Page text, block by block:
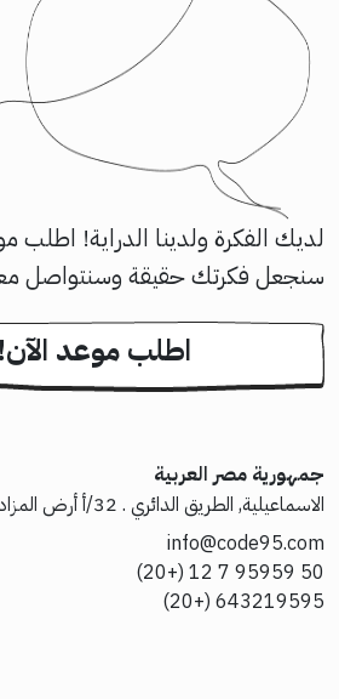
لديك الفكرة ولدينا الدراية! اطلب
سنجعل فكرتك حقيقة وسنتواصل
!اطلب موعد الآن
جمهورية مصر العربية
الاسماعيلية, الطريق الدائري . 32/أ أرض المزادات
info@code95.com
50 95959 7 12 (+20)
643219595 (+20)